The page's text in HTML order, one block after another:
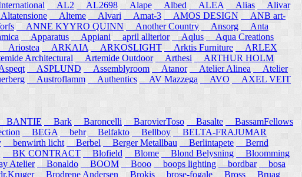
AL2 AL2698 Alape Albed ALEA Alias
Alivar
Alteme Alvari Amat-3 AMOS DESIGN
ANB art-
ANNE KYYRO QUINN Another Country Ansorg
Anta
Apparatus Appiani april allterior Aqlus Aqua Creations
Ariostea ARKAIA ARKOSLIGHT Arktis Furniture
ARLEX
Architectural Artemide Outdoor Arthesi
ARTHUR HOLM
ASPLUND Assemblyroom Atanor Atelier Alinea
Atelier
Austroflamm Authentics AV Mazzega AVO
AXEL VEIT
BANTIE Bark Baroncelli BarovierToso Basalte
BassamFellows
BEGA behr Belfakto Bellboy
BELTA-FRAJUMAR
benwirth licht Berbel Berger Metallbau Berlintapete
Bernd
BK CONTRACT Blofield Blome Blond Belysning
Bloomming
Atelier Bonaldo BOOM Booo boops lighting bordbar
bosa
Brodrene Andersen Brokis brose-fogale Bross Bruag